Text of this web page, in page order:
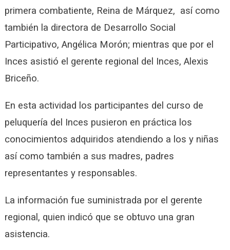
primera combatiente, Reina de Márquez, así como
también la directora de Desarrollo Social
Participativo, Angélica Morón; mientras que por el
Inces asistió el gerente regional del Inces, Alexis
Briceño.
En esta actividad los participantes del curso de
peluquería del Inces pusieron en práctica los
conocimientos adquiridos atendiendo a los y niñas
así como también a sus madres, padres
representantes y responsables.
La información fue suministrada por el gerente
regional, quien indicó que se obtuvo una gran
asistencia.